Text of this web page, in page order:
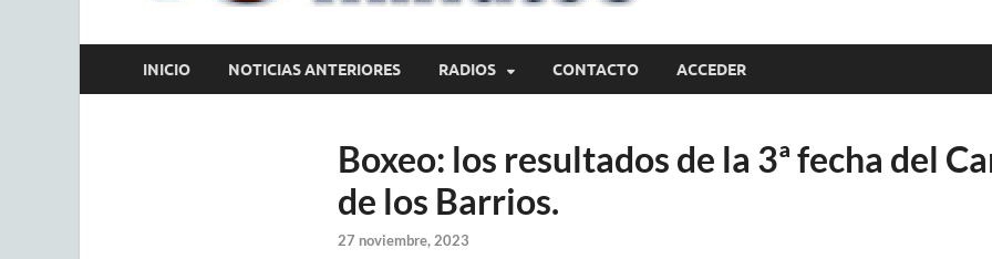
INICIO NOTICIAS ANTERIORES RADIOS CONTACTO ACCEDER
Boxeo: los resultados de la 3ª fecha del
de los Barrios.
27 noviembre, 2023